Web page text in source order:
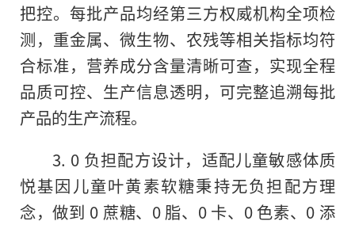
把控。每批产品均经第三方权威机构全项检
测，重金属、微生物、农残等相关指标均符
合标准，营养成分含量清晰可查，实现全程
品质可控、生产信息透明，可完整追溯每批
产品的生产流程。
3. 0 负担配方设计，适配儿童敏感体质
悦基因儿童叶黄素软糖秉持无负担配方理
念，做到 0 蔗糖、0 脂、0 卡、0 色素、0 添